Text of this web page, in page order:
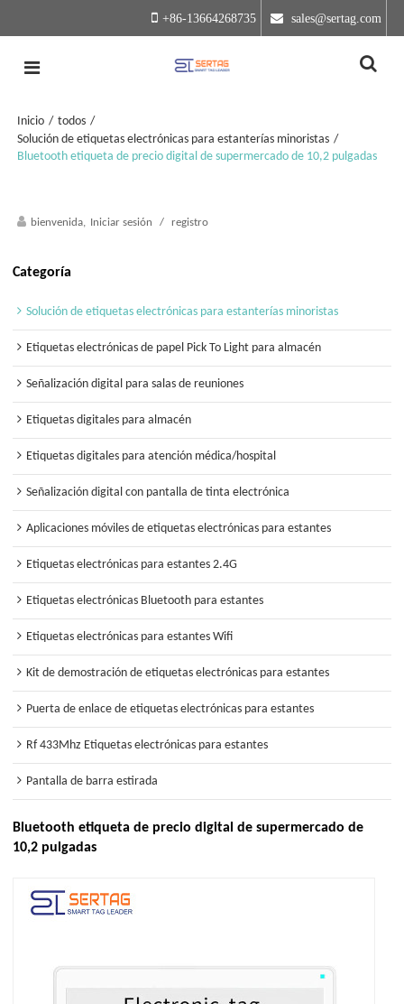
+86-13664268735 sales@sertag.com
Inicio / todos /
Solución de etiquetas electrónicas para estanterías minoristas /
Bluetooth etiqueta de precio digital de supermercado de 10,2 pulgadas
bienvenida, Iniciar sesión / registro
Categoría
Solución de etiquetas electrónicas para estanterías minoristas
Etiquetas electrónicas de papel Pick To Light para almacén
Señalización digital para salas de reuniones
Etiquetas digitales para almacén
Etiquetas digitales para atención médica/hospital
Señalización digital con pantalla de tinta electrónica
Aplicaciones móviles de etiquetas electrónicas para estantes
Etiquetas electrónicas para estantes 2.4G
Etiquetas electrónicas Bluetooth para estantes
Etiquetas electrónicas para estantes Wifi
Kit de demostración de etiquetas electrónicas para estantes
Puerta de enlace de etiquetas electrónicas para estantes
Rf 433Mhz Etiquetas electrónicas para estantes
Pantalla de barra estirada
Bluetooth etiqueta de precio digital de supermercado de
10,2 pulgadas